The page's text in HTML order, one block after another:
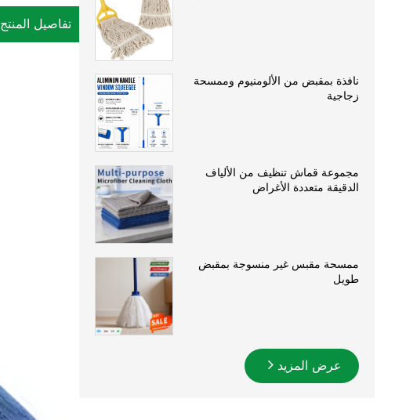
نافذة بمقبض من الألومنيوم وممسحة
زجاجية
مجموعة قماش تنظيف من الألياف
الدقيقة متعددة الأغراض
ممسحة مقبس غير منسوجة بمقبض
طويل
عرض المزيد
تفاصيل المنتج